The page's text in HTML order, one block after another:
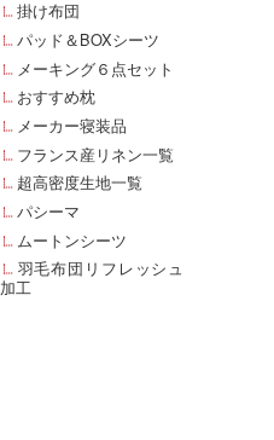
掛け布団
パッド＆BOXシーツ
メーキング６点セット
おすすめ枕
メーカー寝装品
フランス産リネン一覧
超高密度生地一覧
パシーマ
ムートンシーツ
羽毛布団リフレッシュ
加工